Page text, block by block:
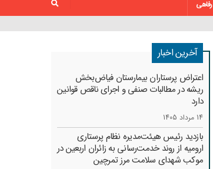
رفاهی
آخرین اخبار
اعتراض پرستاران بیمارستان فیاض‌بخش
ریشه در مطالبات صنفی و اجرای ناقص قوانین
دارد
14 مرداد 1405
بازدید رئیس هیئت‌مدیره نظام پرستاری
ارومیه از روند خدمت‌رسانی به زائران اربعین در
موکب شهدای سلامت مرز تمرچین